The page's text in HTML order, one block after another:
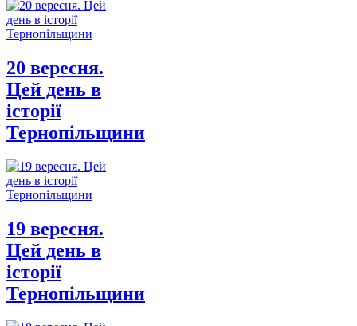
20 вересня.
Цей день в
історії
Тернопільщини
19 вересня.
Цей день в
історії
Тернопільщини